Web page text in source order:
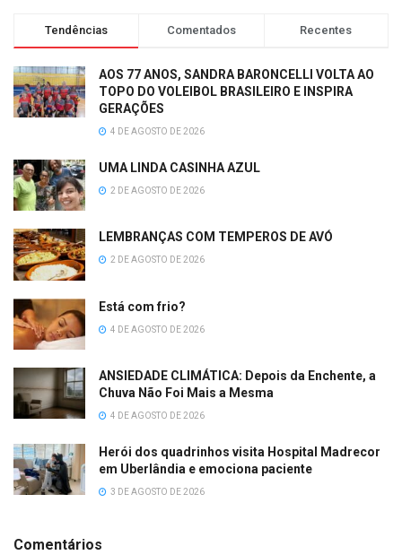
Tendências Comentados Recentes
AOS 77 ANOS, SANDRA BARONCELLI VOLTA AO
TOPO DO VOLEIBOL BRASILEIRO E INSPIRA
GERAÇÕES
4 DE AGOSTO DE 2026
UMA LINDA CASINHA AZUL
2 DE AGOSTO DE 2026
LEMBRANÇAS COM TEMPEROS DE AVÓ
2 DE AGOSTO DE 2026
Está com frio?
4 DE AGOSTO DE 2026
ANSIEDADE CLIMÁTICA: Depois da Enchente, a
Chuva Não Foi Mais a Mesma
4 DE AGOSTO DE 2026
Herói dos quadrinhos visita Hospital Madrecor
em Uberlândia e emociona paciente
3 DE AGOSTO DE 2026
Comentários